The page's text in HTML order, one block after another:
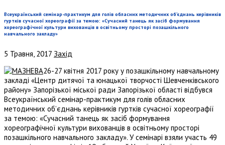
Всеукраїнський семінар-практикум для голів обласних методичних об’єднань керівників
гуртків сучасної хореографії за темою: «Сучасний танець як засіб формування
хореографічної культури вихованців в освітньому просторі позашкільного
навчального закладу»
5 Травня, 2017 Захід
26-27 квітня 2017 року у позашкільному навчальному
закладі «Центр дитячої та юнацької творчості Шевченківського
району» Запорізької міської ради Запорізької області відбувся
Всеукраїнський семінар-практикум для голів обласних
методичних об’єднань керівників гуртків сучасної хореографії
за темою: «Сучасний танець як засіб формування
хореографічної культури вихованців в освітньому просторі
позашкільного навчального закладу». У семінарі взяли участь 49